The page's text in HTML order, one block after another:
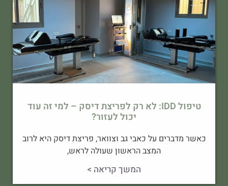
טיפול IDD: לא רק לפריצת דיסק – למי זה עוד
יכול לעזור?
כאשר מדברים על כאבי גב וצוואר, פריצת דיסק היא לרוב
המצב הראשון שעולה לראש,
המשך קריאה >